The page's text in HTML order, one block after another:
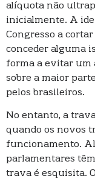
alíquota não
inicialmente. A
Congresso a
conceder alguma
forma a evitar um
sobre a maior
pelos brasileiros.
No entanto, a
quando os novos
funcionamento.
parlamentares
trava é esquisita.